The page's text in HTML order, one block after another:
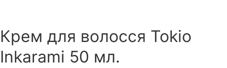
Крем для волосся Tokio
Inkarami 50 мл.